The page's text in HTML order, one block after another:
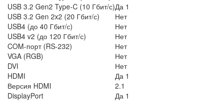
USB 3.2 Gen2 Type-C (10 Гбит/с)Да 1
USB 3.2 Gen 2x2 (20 Гбит/с)
Нет
USB4 (до 40 Гбит/с)
Нет
USB4 v2 (до 120 Гбит/с)
Нет
COM-порт (RS-232)
Нет
VGA (RGB)
Нет
DVI
Нет
HDMI
Да 1
Версия HDMI
2.1
DisplayPort
Да 1